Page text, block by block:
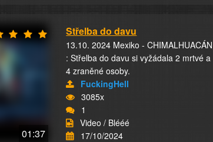
01:37
Střelba do davu
13.10. 2024 Mexiko - CHIMALHUACÁN
: Střelba do davu si vyžádala 2 mrtvé a
4 zraněné osoby.
FuckingHell
3085x
1
Video / Blééé
17/10/2024